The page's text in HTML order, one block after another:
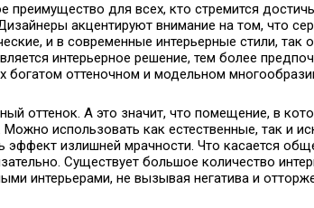
для всех, кто стремится
акцентируют внимание на том, что
и в современные интерьерные стили, так
интерьерное решение, тем более
богатом оттеночном и модельном
оттенок. А это значит, что помещение, в
использовать как естественные, так и
излишней мрачности. Что касается
Существует большое количество
интерьерами, не вызывая негатива и